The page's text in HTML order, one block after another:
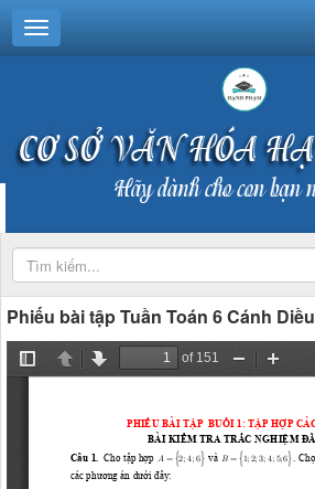
Phiếu bài tập Tuần Toán 6 Cánh Diều